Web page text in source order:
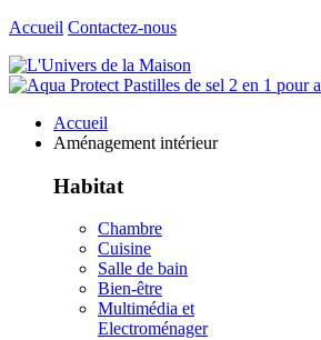
Accueil Contactez-nous
Accueil
Aménagement intérieur
Habitat
Chambre
Cuisine
Salle de bain
Bien-être
Multimédia et
Electroménager